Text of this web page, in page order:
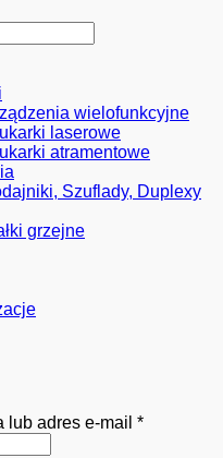
wielofunkcyjne
laserowe
atramentowe
Szuflady, Duplexy
grzejne
lub adres e-mail *Wymagane